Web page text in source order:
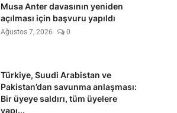
Musa Anter davasının yeniden
açılması için başvuru yapıldı
Ağustos 7, 2026 0
Türkiye, Suudi Arabistan ve
Pakistan’dan savunma anlaşması:
Bir üyeye saldırı, tüm üyelere
yapı...